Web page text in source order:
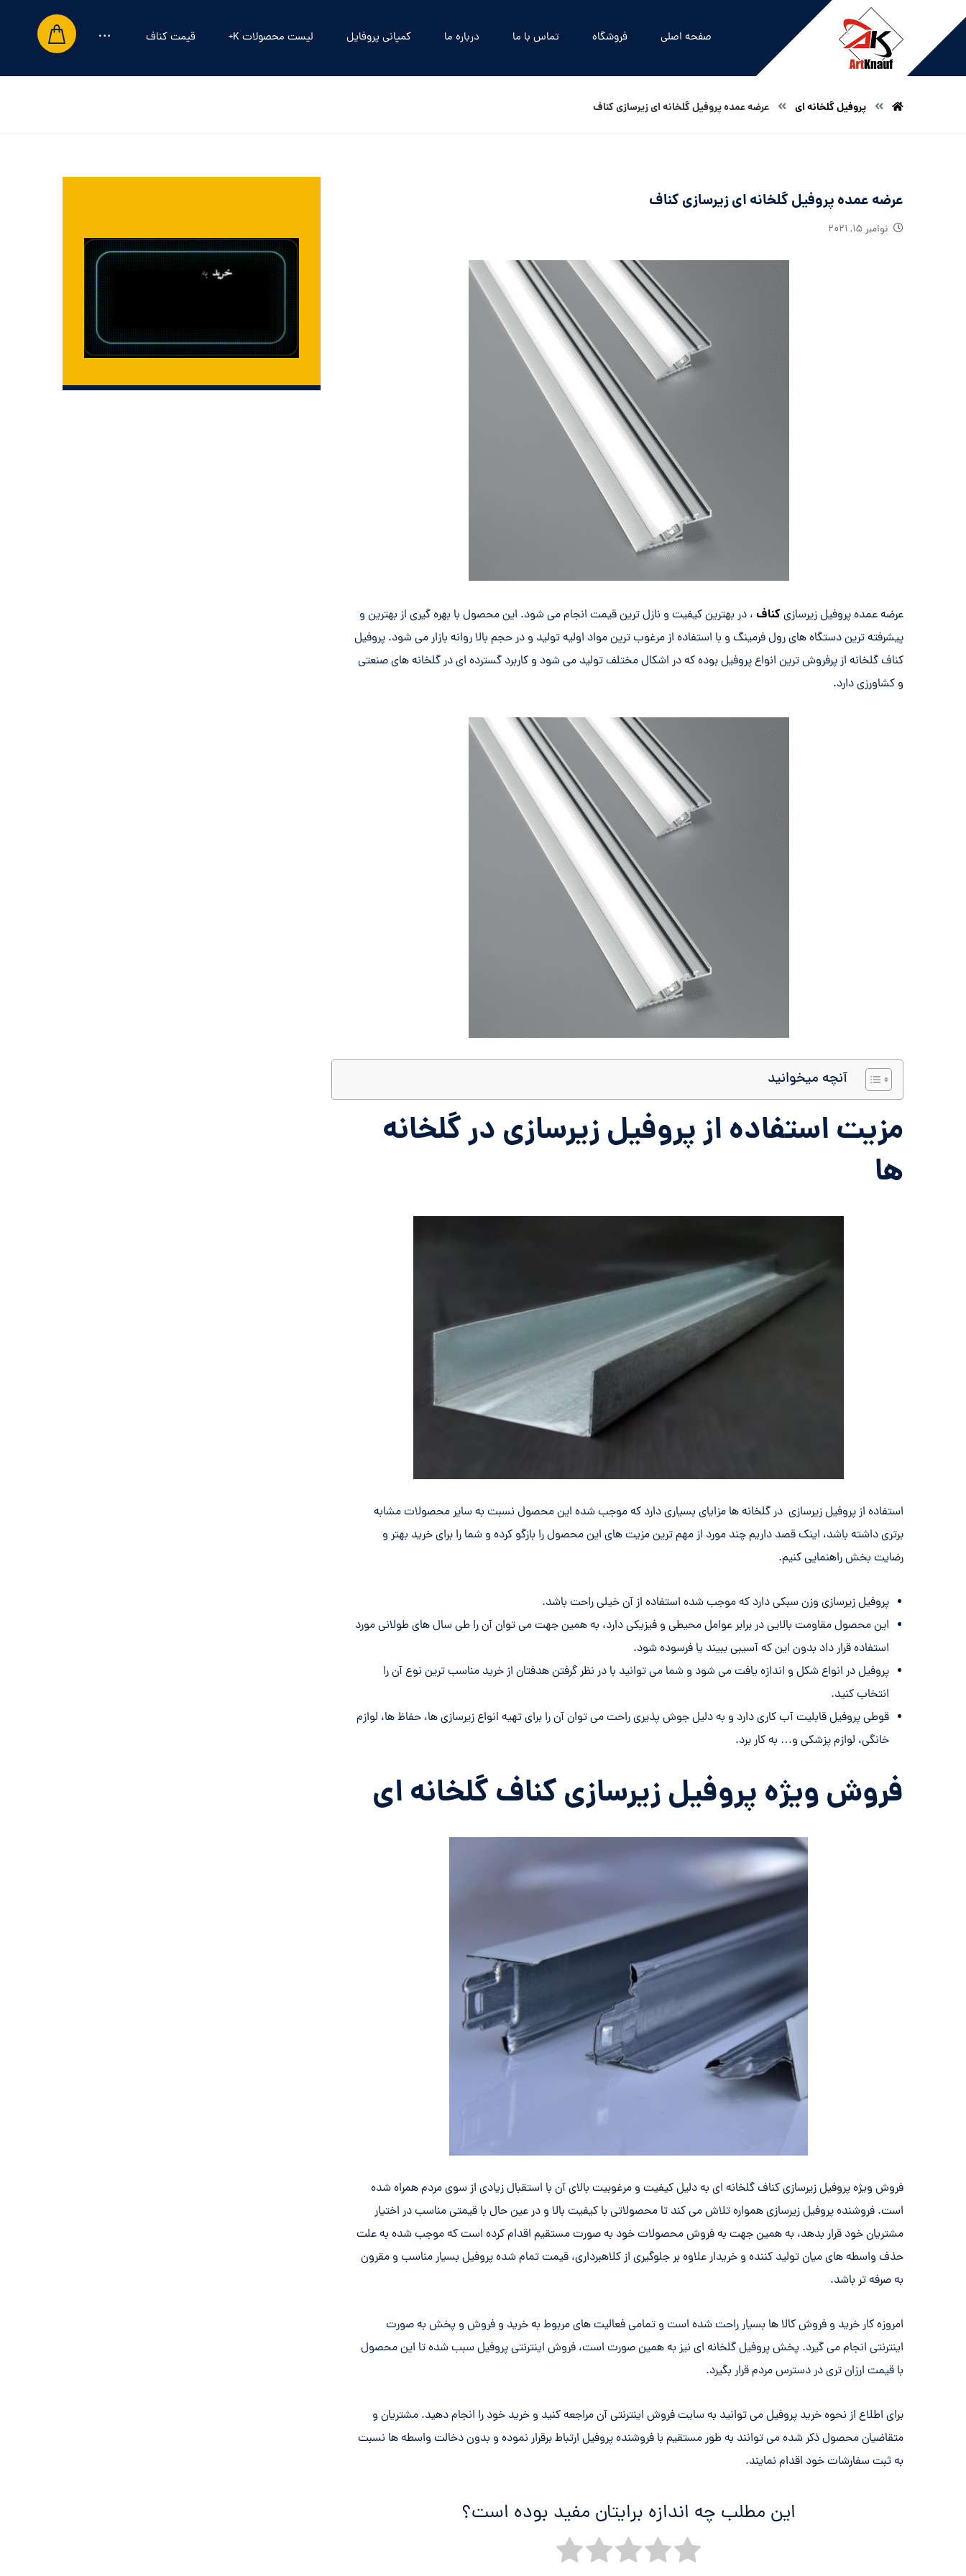
صفحه اصلی فروشگاه تماس با ما درباره ما کمپانی پروفایل لیست محصولات K+ قیمت کناف
پروفیل گلخانه ای عرضه عمده پروفیل گلخانه ای زیرسازی کناف
عرضه عمده پروفیل گلخانه ای زیرسازی کناف
نوامبر ۱۵, ۲۰۲۱
عرضه عمده پروفیل زیرسازیکناف ، در بهترین کیفیت و نازل ترین قیمت انجام می شود. این محصول با بهره گیری از بهترین و
پیشرفته ترین دستگاه های رول فرمینگ و با استفاده از مرغوب ترین مواد اولیه تولید و در حجم بالا روانه بازار می شود. پروفیل
کناف گلخانه از پرفروش ترین انواع پروفیل بوده که در اشکال مختلف تولید می شود و کاربرد گسترده ای در گلخانه های صنعتی
و کشاورزی دارد.
آنچه میخوانید
مزیت استفاده از پروفیل زیرسازی در گلخانه
ها
استفاده از پروفیل زیرسازی در گلخانه ها مزایای بسیاری دارد که موجب شده این محصول نسبت به سایر محصولات مشابه
برتری داشته باشد، اینک قصد داریم چند مورد از مهم ترین مزیت های این محصول را بازگو کرده و شما را برای خرید بهتر و
رضایت بخش راهنمایی کنیم.
پروفیل زیرسازی وزن سبکی دارد که موجب شده استفاده از آن خیلی راحت باشد.
این محصول مقاومت بالایی در برابر عوامل محیطی و فیزیکی دارد، به همین جهت می توان آن را طی سال های طولانی مورد
استفاده قرار داد بدون این که آسیبی ببیند یا فرسوده شود.
پروفیل در انواع شکل و اندازه یافت می شود و شما می توانید با در نظر گرفتن هدفتان از خرید مناسب ترین نوع آن را
انتخاب کنید.
قوطی پروفیل قابلیت آب کاری دارد و به دلیل جوش پذیری راحت می توان آن را برای تهیه انواع زیرسازی ها، حفاظ ها، لوازم
خانگی، لوازم پزشکی و… به کار برد.
فروش ویژه پروفیل زیرسازی کناف گلخانه ای
فروش ویژه پروفیل زیرسازی کناف گلخانه ای به دلیل کیفیت و مرغوبیت بالای آن با استقبال زیادی از سوی مردم همراه شده
است. فروشنده پروفیل زیرسازی همواره تلاش می کند تا محصولاتی با کیفیت بالا و در عین حال با قیمتی مناسب در اختیار
مشتریان خود قرار بدهد، به همین جهت به فروش محصولات خود به صورت مستقیم اقدام کرده است که موجب شده به علت
حذف واسطه های میان تولید کننده و خریدار علاوه بر جلوگیری از کلاهبرداری، قیمت تمام شده پروفیل بسیار مناسب و مقرون
به صرفه تر باشد.
امروزه کار خرید و فروش کالا ها بسیار راحت شده است و تمامی فعالیت های مربوط به خرید و فروش و پخش به صورت
اینترنتی انجام می گیرد. پخش پروفیل گلخانه ای نیز به همین صورت است، فروش اینترنتی پروفیل سبب شده تا این محصول
با قیمت ارزان تری در دسترس مردم قرار بگیرد.
برای اطلاع از نحوه خرید پروفیل می توانید به سایت فروش اینترنتی آن مراجعه کنید و خرید خود را انجام دهید. مشتریان و
متقاضیان محصول ذکر شده می توانند به طور مستقیم با فروشنده پروفیل ارتباط برقرار نموده و بدون دخالت واسطه ها نسبت
به ثبت سفارشات خود اقدام نمایند.
این مطلب چه اندازه برایتان مفید بوده است؟